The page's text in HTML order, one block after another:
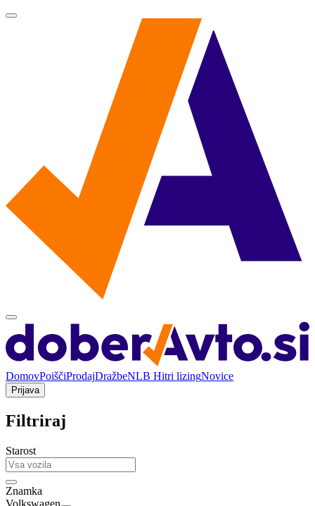
DomovPoiščiProdajDražbeNLB Hitri lizingNovice
Prijava
Filtriraj
Starost
Znamka
Volkswagen